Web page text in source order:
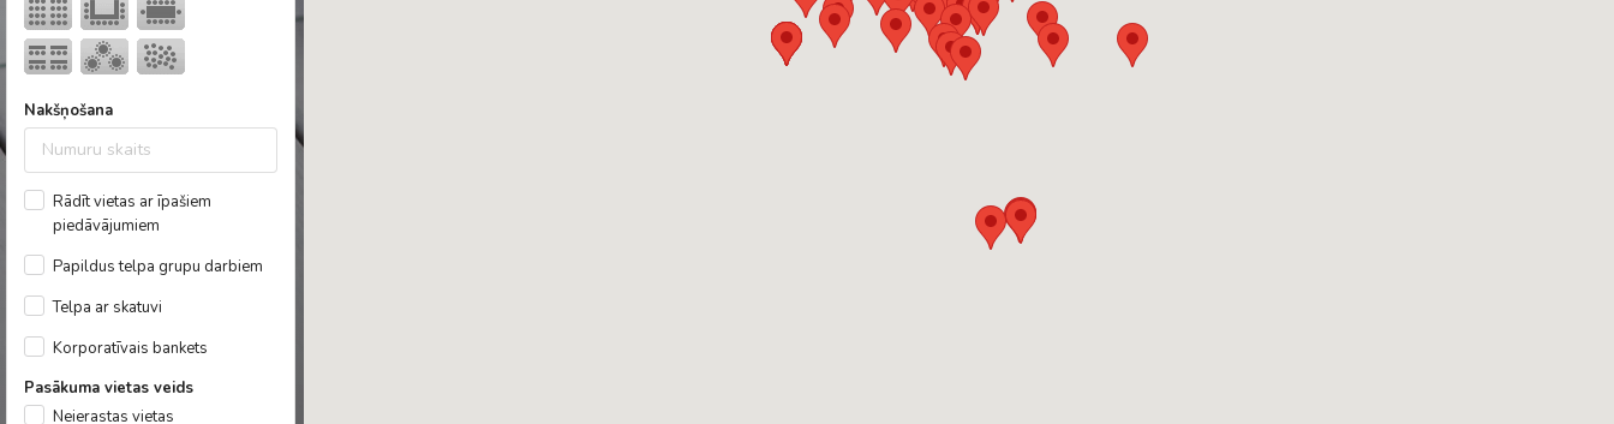
Nakšņošana
Rādīt vietas ar īpašiem
piedāvājumiem
Papildus telpa grupu darbiem
Telpa ar skatuvi
Korporatīvais bankets
Pasākuma vietas veids
Neierastas vietas